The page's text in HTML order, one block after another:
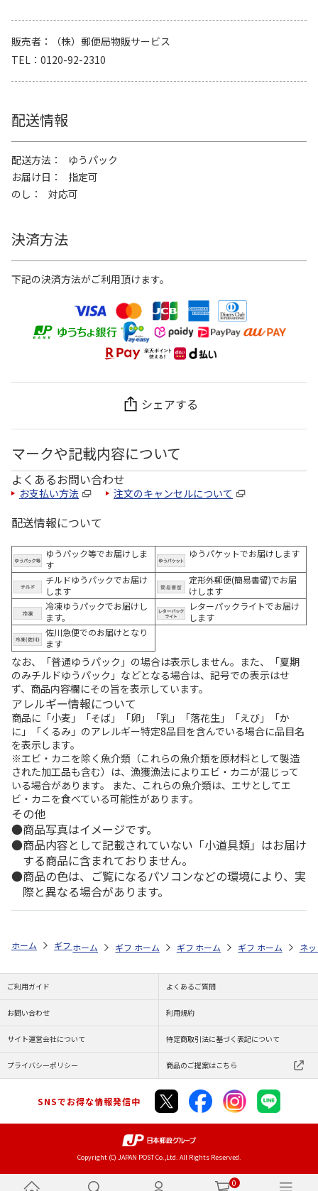
0
販売者
（株）郵便局物販サービス
TEL
0120-92-2310
配送情報
配送方法
ゆうパック
お届け日
指定可
のし
対応可
決済方法
下記の決済方法がご利用頂けます。
シェアする
マークや記載内容について
よくあるお問い合わせ
お支払い方法 注文のキャンセルについて
配送情報について
ゆうパック等でお届けしま
す
ゆうパケットでお届けします
チルドゆうパックでお届け
します
定形外郵便(簡易書留)でお届
けします
冷凍ゆうパックでお届けし
ます。
レターパックライトでお届け
します
佐川急便でのお届けとなり
ます
なお、「普通ゆうパック」の場合は表示しません。また、「夏期
のみチルドゆうパック」などとなる場合は、記号での表示はせ
ず、商品内容欄にその旨を表示しています。
アレルギー情報について
商品に「小麦」「そば」「卵」「乳」「落花生」「えび」「か
に」「くるみ」のアレルギー特定8品目を含んでいる場合に品目名
を表示します。
※エビ・カニを除く魚介類（これらの魚介類を原材料として製造
された加工品も含む）は、漁獲漁法によりエビ・カニが混じって
いる場合があります。 また、これらの魚介類は、エサとしてエ
ビ・カニを食べている可能性があります。
その他
商品写真はイメージです。
商品内容として記載されていない「小道具類」はお届け
する商品に含まれておりません。
商品の色は、ご覧になるパソコンなどの環境により、実
際と異なる場合があります。
ホーム ギフト通販 内祝い・お返し 法要・香典返し 白子のり の
ホーム ギフト通販 内祝い・お返し 法要・香典返し
ホーム ギフト通販 お祝い・贈りもの
ホーム ギフト通販 商
ホーム ネ
ご利用ガイド よくあるご質問
お問い合わせ 利用規約
サイト運営会社について 特定商取引法に基づく表記について
プライバシーポリシー 商品のご提案はこちら
SNSでお得な情報発信中
Copyright (C) JAPAN POST Co.,Ltd. All Rights Reserved.